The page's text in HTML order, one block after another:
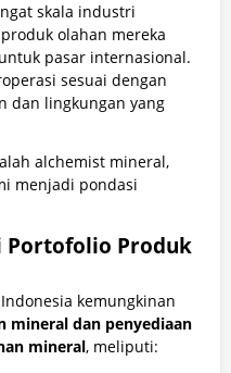
skala industri
olahan mereka
pasar internasional.
sesuai dengan
dan lingkungan yang
alchemist mineral,
menjadi pondasi
Portofolio Produk
kemungkinan
mineral dan penyediaan
mineral, meliputi: